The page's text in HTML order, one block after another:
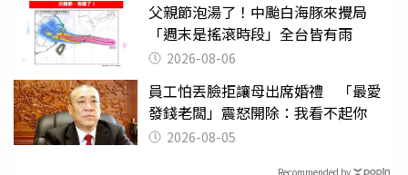
父親節泡湯了！中颱白海豚來攪局
「週末是搖滾時段」全台皆有雨
2026-08-06
員工怕丟臉拒讓母出席婚禮 「最愛
發錢老闆」震怒開除：我看不起你
2026-08-05
Recommended by